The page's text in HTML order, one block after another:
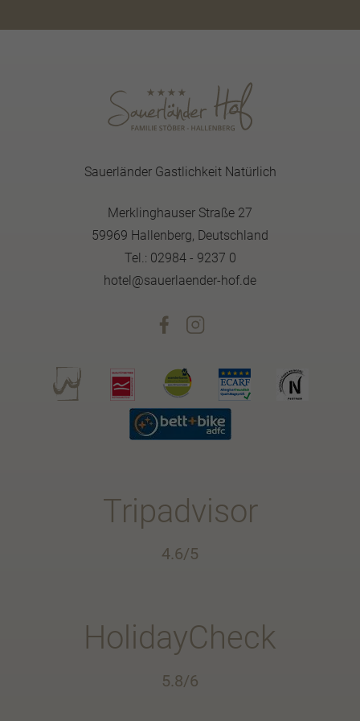
Sauerländer Gastlichkeit Natürlich
Merklinghauser Straße 27
59969 Hallenberg, Deutschland
Tel.: 02984 - 9237 0
hotel@sauerlaender-hof.de
Tripadvisor
4.6/5
HolidayCheck
5.8/6